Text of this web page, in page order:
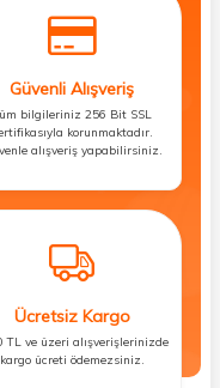
Güvenli Alışveriş
bilgileriniz 256 Bit SSL
korunmaktadır.
alışveriş yapabilirsiniz.
Ücretsiz Kargo
TL ve üzeri alışverişlerinizde
kargo ücreti ödemezsiniz.